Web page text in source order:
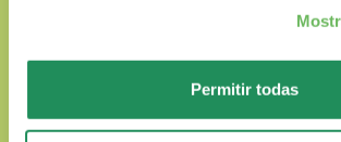
Permitir todas